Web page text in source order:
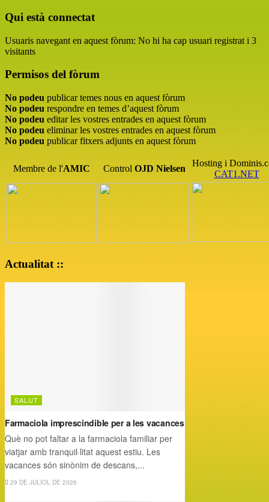
Qui està connectat
Usuaris navegant en aquest fòrum: No hi ha cap usuari registrat i 3
visitants
Permisos del fòrum
No podeu publicar temes nous en aquest fòrum
No podeu respondre en temes d’aquest fòrum
No podeu editar les vostres entrades en aquest fòrum
No podeu eliminar les vostres entrades en aquest fòrum
No podeu publicar fitxers adjunts en aquest fòrum
Membre de l'AMIC Control OJD Nielsen
Hosting i
CAT1.NET
Actualitat ::